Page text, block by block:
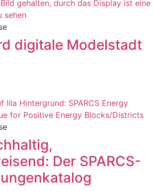
digitale Modelstadt
Der SPARCS-